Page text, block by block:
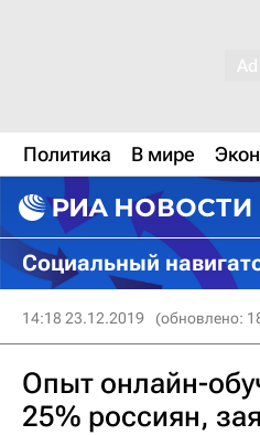
Политика В мире
Социальный
14:18 23.12.2019 (обновлено:
Опыт онлайн-
25% россиян,